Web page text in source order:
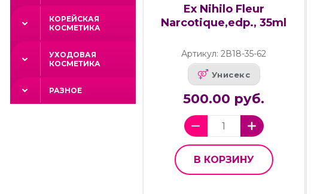
КОРЕЙСКАЯ
КОСМЕТИКА
УХОДОВАЯ
КОСМЕТИКА
РАЗНОЕ
Ex Nihilo Fleur
Narcotique,edp., 35ml
Артикул: 2В18-35-62
Унисекс
500.00 руб.
В КОРЗИНУ